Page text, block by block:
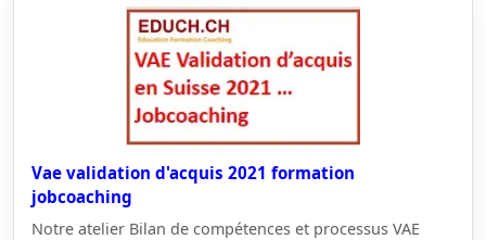
Vae validation d'acquis 2021 formation
jobcoaching
Notre atelier Bilan de compétences et processus VAE